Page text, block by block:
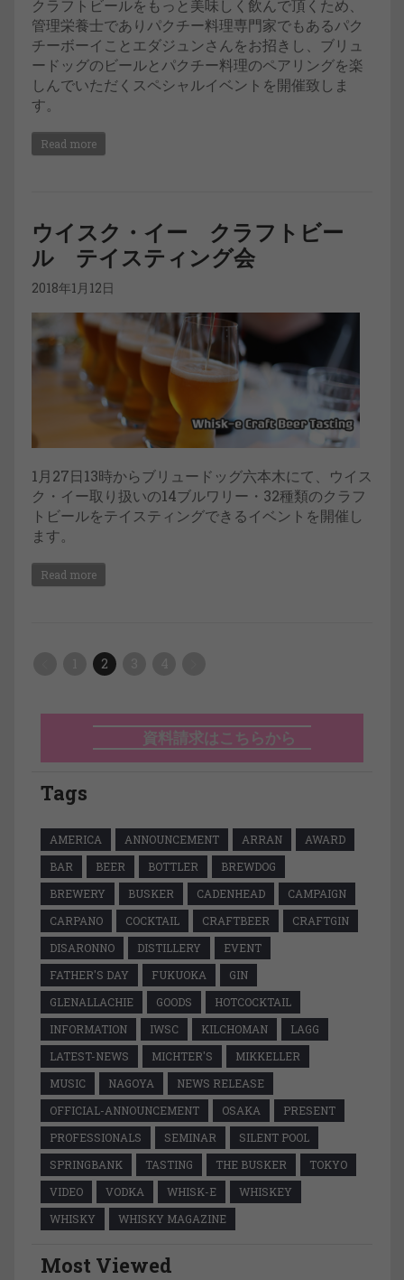
クラフトビールをもっと美味しく飲んで頂くため、
管理栄養士でありパクチー料理専門家でもあるパク
チーボーイことエダジュンさんをお招きし、ブリュ
ードッグのビールとパクチー料理のペアリングを楽
しんでいただくスペシャルイベントを開催致しま
す。
Read more
ウイスク・イー クラフトビー
ル テイスティング会
2018年1月12日
1月27日13時からブリュードッグ六本木にて、ウイス
ク・イー取り扱いの14ブルワリー・32種類のクラフ
トビールをテイスティングできるイベントを開催し
ます。
Read more
2
資料請求はこちらから
Tags
AMERICA ANNOUNCEMENT ARRAN
AWARD
BAR
BEER BOTTLER
BREWDOG
BREWERY
BUSKER CADENHEAD
CAMPAIGN
CARPANO
COCKTAIL CRAFTBEER
CRAFTGIN
DISARONNO
DISTILLERY
EVENT
FATHER'S DAY
FUKUOKA
GIN
GLENALLACHIE
GOODS
HOTCOCKTAIL
INFORMATION
IWSC KILCHOMAN
LAGG
LATEST-NEWS
MICHTER'S
MIKKELLER
MUSIC
NAGOYA
NEWS RELEASE
OFFICIAL-ANNOUNCEMENT
OSAKA
PRESENT
PROFESSIONALS
SEMINAR
SILENT POOL
SPRINGBANK
TASTING THE BUSKER
TOKYO
VIDEO
VODKA WHISK-E
WHISKEY
WHISKY
WHISKY MAGAZINE
Most Viewed